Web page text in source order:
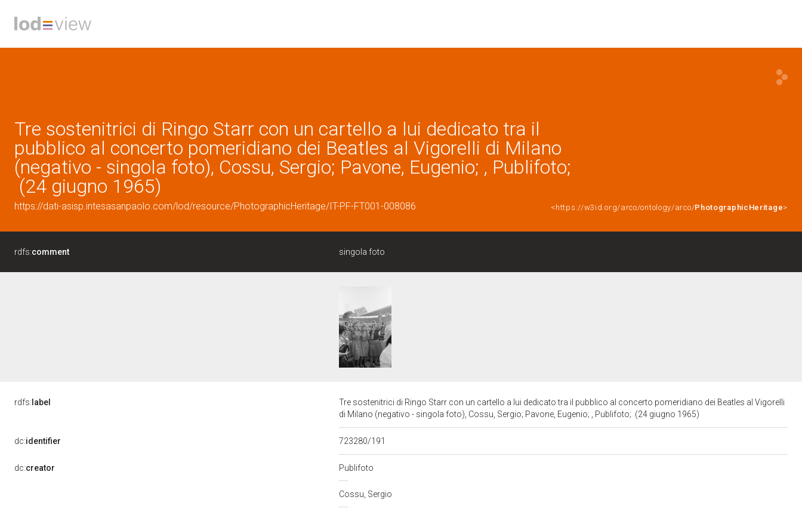
Tre sostenitrici di Ringo Starr con un cartello a lui dedicato tra il
pubblico al concerto pomeridiano dei Beatles al Vigorelli di Milano
(negativo - singola foto), Cossu, Sergio; Pavone, Eugenio; , Publifoto;
(24 giugno 1965)
https://dati-asisp.intesasanpaolo.com/lod/resource/PhotographicHeritage/IT-PF-FT001-008086 <https://w3id.org/arco/ontology/arco/PhotographicHeritage>
rdfs:comment singola foto
rdfs: label
Tre sostenitrici di Ringo Starr con un cartello a lui dedicato tra il pubblico al concerto pomeridiano dei Beatles al Vigorelli
di Milano (negativo - singola foto), Cossu, Sergio; Pavone, Eugenio; , Publifoto; (24 giugno 1965)
dc:identifier 723280/191
dc:creator Publifoto
Cossu, Sergio